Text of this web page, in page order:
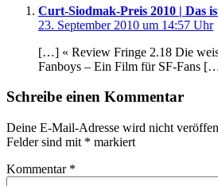
Curt-Siodmak-Preis 2010 | Das
23. September 2010 um 14:57 Uhr
[…] « Review Fringe 2.18 Die
Fanboys – Ein Film für SF-Fans
Schreibe einen Kommentar
Deine E-Mail-Adresse wird nicht
Felder sind mit * markiert
Kommentar *